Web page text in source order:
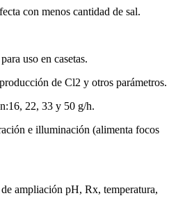
con menos cantidad de sal.
uso en casetas.
de Cl2 y otros parámetros.
22, 33 y 50 g/h.
e illuminación (alimenta focos
ampliación pH, Rx, temperatura,